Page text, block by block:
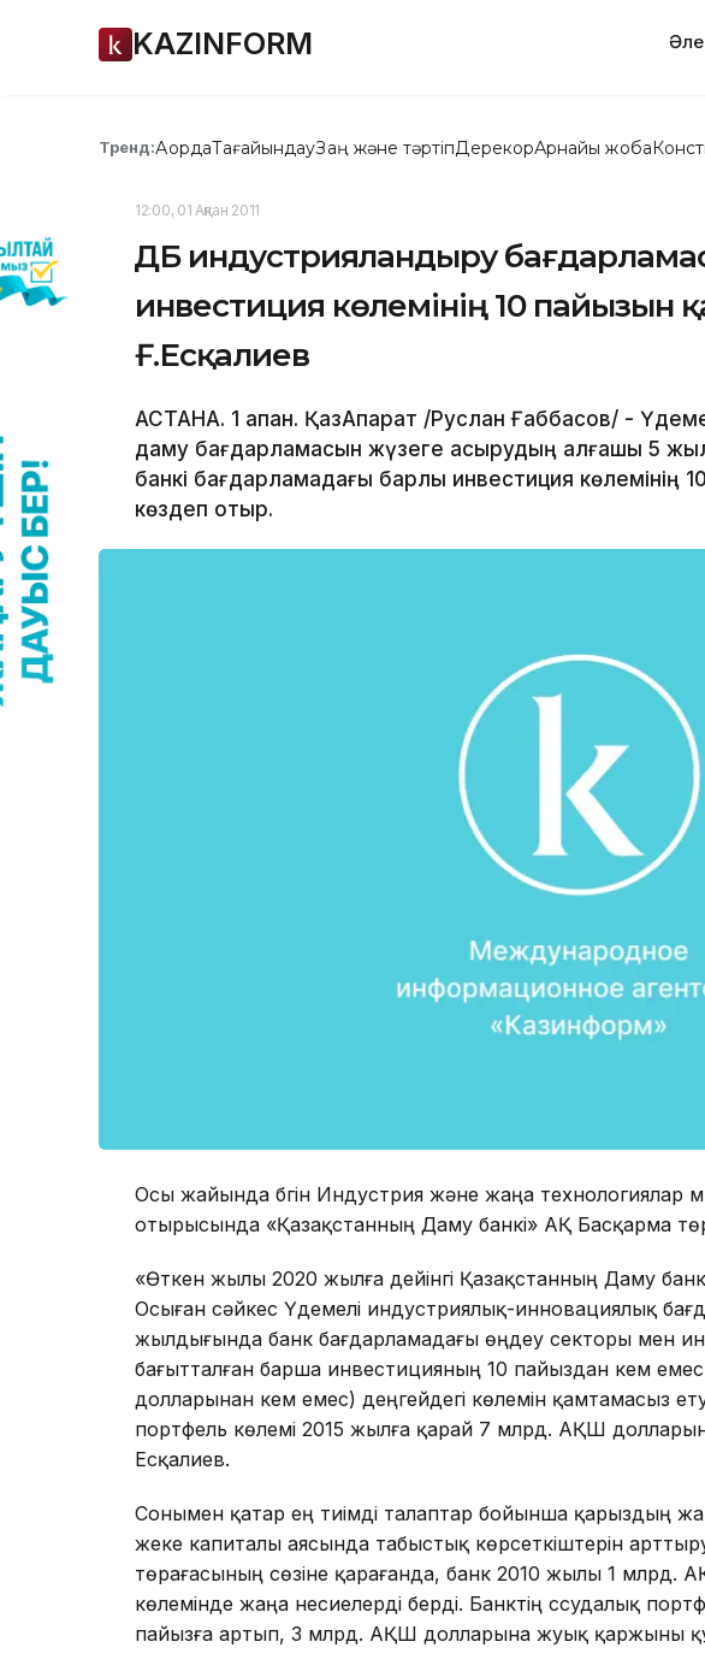
KAZINFORM
Тренд:АқордаТағайындауЗаң және тәртіпДерекқорАрнайы жоба
12:00, 01 Ақпан 2011
ҚДБ индустрияландыру
инвестиция көлемінің 10 пайызын
Ғ.Есқалиев
АСТАНА. 1 ақпан. ҚазАқпарат /Руслан Ғаббасов/ -
даму бағдарламасын жүзеге асырудың алғашқы 5
банкі бағдарламадағы барлық инвестиция көлемінің
көздеп отыр.
Осы жайында бүгін Индустрия және жаңа технологиялар
отырысында «Қазақстанның Даму банкі» АҚ Басқарма
«Өткен жылы 2020 жылға дейінгі Қазақстанның Даму
Осыған сәйкес Үдемелі индустриялық-инновациялық
жылдығында банк бағдарламадағы өңдеу секторы мен
бағытталған барша инвестицияның 10 пайыздан кем
долларынан кем емес) деңгейдегі көлемін қамтамасыз
портфель көлемі 2015 жылға қарай 7 млрд. АҚШ
Есқалиев.
Сонымен қатар ең тиімді талаптар бойынша қарыздың
жеке капиталы аясында табыстық көрсеткіштерін
төрағасының сөзіне қарағанда, банк 2010 жылы 1
көлемінде жаңа несиелерді берді. Банктің ссудалық
пайызға артып, 3 млрд. АҚШ долларына жуық қаржыны